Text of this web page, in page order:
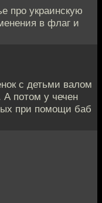
про украинскую
в флаг и
с детьми валом
потом у чечен
при помощи баб